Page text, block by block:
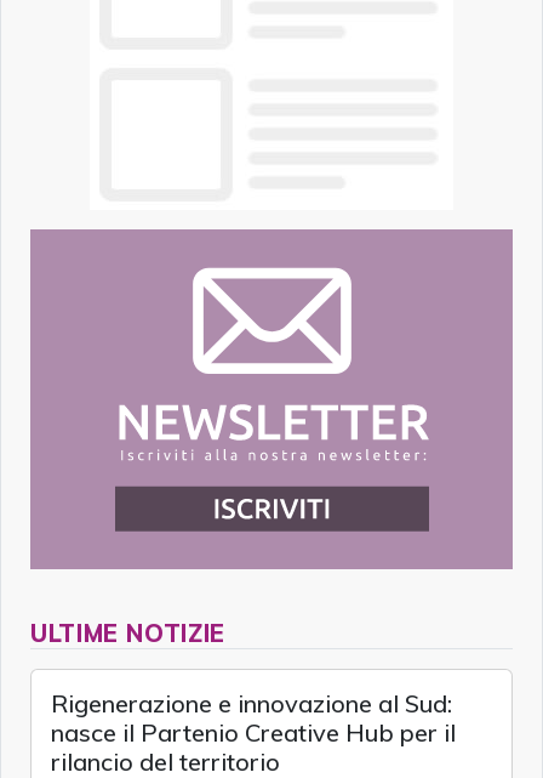
ULTIME NOTIZIE
Rigenerazione e innovazione al Sud:
nasce il Partenio Creative Hub per il
rilancio del territorio